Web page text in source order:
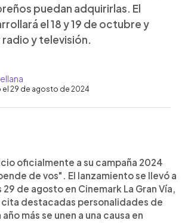
puedan adquirirlas. El
el 18 y 19 de octubre y
y televisión.
el 29 de agosto de 2024
artículo
oficialmente a su campaña 2024
de vos". El lanzamiento se llevó a
de agosto en Cinemark La Gran Vía,
destacadas personalidades de
más se unen a una causa en